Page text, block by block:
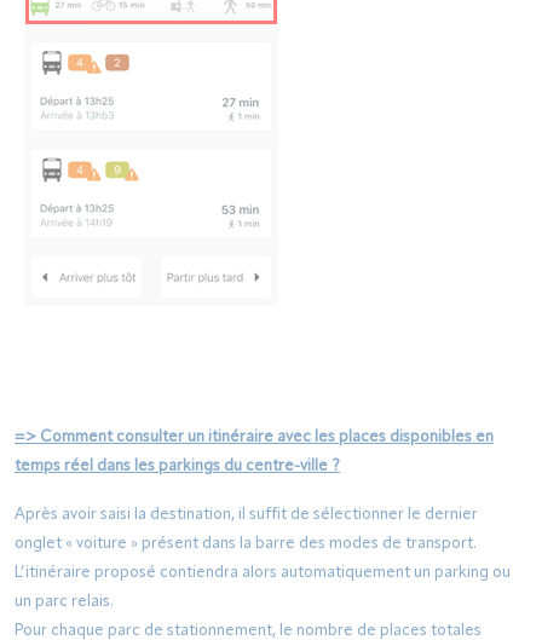
=> Comment consulter un itinéraire avec les places disponibles en
temps réel dans les parkings du centre-ville ?
Après avoir saisi la destination, il suffit de sélectionner le dernier
onglet « voiture » présent dans la barre des modes de transport.
L’itinéraire proposé contiendra alors automatiquement un parking ou
un parc relais.
Pour chaque parc de stationnement, le nombre de places totales